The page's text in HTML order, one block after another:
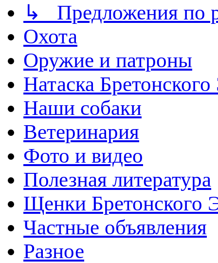
↳ Предложения по
Охота
Оружие и патроны
Натаска
Наши собаки
Ветеринария
Фото и видео
Полезная литература
Щенки Бретонского
Частные объявления
Разное